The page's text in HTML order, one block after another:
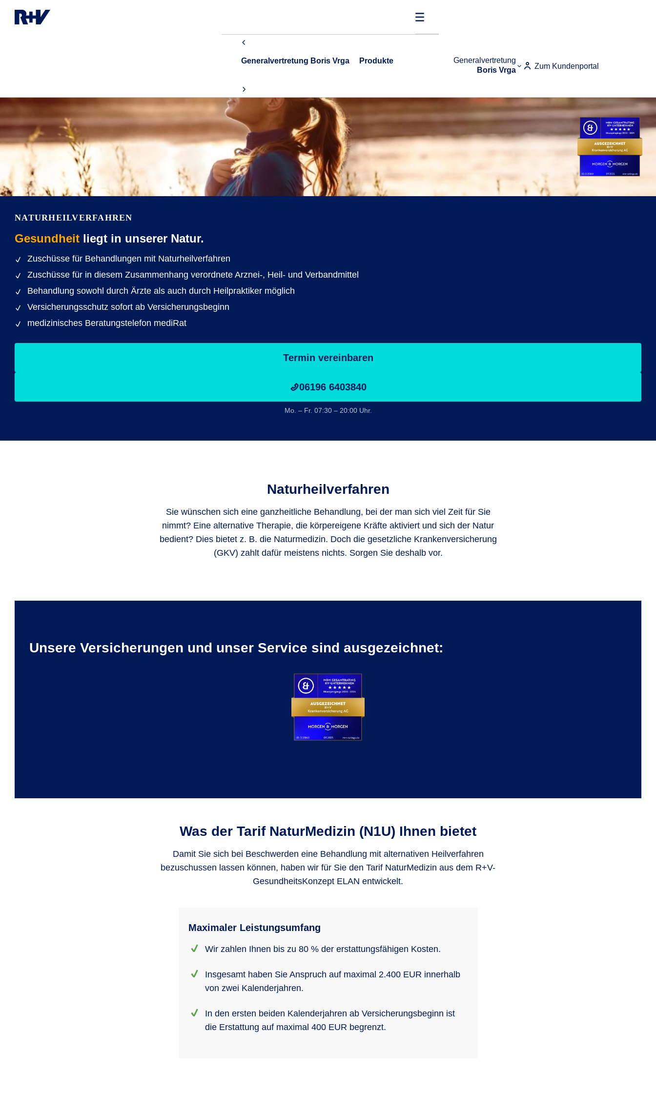
Generalvertretung
Boris Vrga
Zum Kundenportal
Generalvertretung Boris Vrga Produkte
NATURHEIL­VERFAHREN
Gesundheit liegt in unserer Natur.
Zuschüsse für Behandlungen mit Naturheilverfahren
Zuschüsse für in diesem Zusammenhang verordnete Arznei-, Heil- und Verbandmittel
Behandlung sowohl durch Ärzte als auch durch Heilpraktiker möglich
Versicherungsschutz sofort ab Versicherungsbeginn
medizinisches Beratungstelefon mediRat
Termin vereinbaren
06196 6403840
Mo. – Fr. 07:30 – 20:00 Uhr.
Naturheil­verfahren
Sie wünschen sich eine ganzheitliche Behandlung, bei der man sich viel Zeit für Sie
nimmt? Eine alternative Therapie, die körpereigene Kräfte aktiviert und sich der Natur
bedient? Dies bietet z. B. die Naturmedizin. Doch die gesetzliche Krankenversicherung
(GKV) zahlt dafür meistens nichts. Sorgen Sie deshalb vor.
Unsere Versicherungen und unser Service sind ausgezeichnet:
Was der Tarif NaturMedizin (N1U) Ihnen bietet
Damit Sie sich bei Beschwerden eine Behandlung mit alternativen Heilverfahren
bezuschussen lassen können, haben wir für Sie den Tarif NaturMedizin aus dem R+V-
GesundheitsKonzept ELAN entwickelt.
Maximaler Leistungsumfang
Wir zahlen Ihnen bis zu 80 % der erstattungsfähigen Kosten.
Insgesamt haben Sie Anspruch auf maximal 2.400 EUR innerhalb
von zwei Kalenderjahren.
In den ersten beiden Kalenderjahren ab Versicherungsbeginn ist
die Erstattung auf maximal 400 EUR begrenzt.